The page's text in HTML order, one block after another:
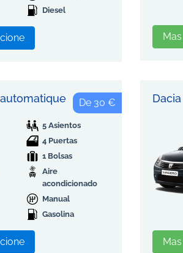
Diesel
De 30 €
5 Asientos
4 Puertas
1 Bolsas
Aire
acondicionado
Manual
Gasolina